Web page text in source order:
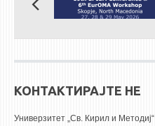
КОНТАКТИРАЈТЕ НЕ
Универзитет „Св. Кирил и Методиј“